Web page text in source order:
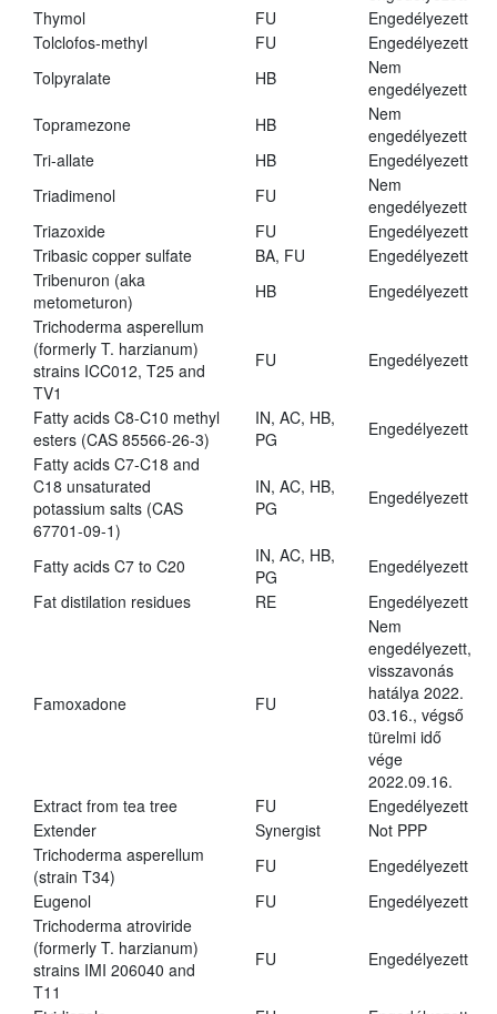
Thymol
FU
Engedélyezett
Tolclofos-methyl
FU
Engedélyezett
Tolpyralate
HB
Nem
engedélyezett
Topramezone
HB
Nem
engedélyezett
Tri-allate
HB
Engedélyezett
Triadimenol
FU
Nem
engedélyezett
Triazoxide
FU
Engedélyezett
Tribasic copper sulfate
BA, FU
Engedélyezett
Tribenuron (aka
metometuron)
HB
Engedélyezett
Trichoderma asperellum
(formerly T. harzianum)
strains ICC012, T25 and
TV1
FU Engedélyezett
Fatty acids C8-C10 methyl
esters (CAS 85566-26-3)
IN, AC, HB,
PG
Engedélyezett
Fatty acids C7-C18 and
C18 unsaturated
potassium salts (CAS
67701-09-1)
IN, AC, HB,
PG
Engedélyezett
Fatty acids C7 to C20
IN, AC, HB,
PG
Engedélyezett
Fat distilation residues
RE Engedélyezett
Famoxadone FU
Nem
engedélyezett,
visszavonás
hatálya 2022.
03.16., végső
türelmi idő
vége
2022.09.16.
Extract from tea tree
FU
Engedélyezett
Extender
Synergist
Not PPP
Trichoderma asperellum
(strain T34)
FU
Engedélyezett
Eugenol
FU
Engedélyezett
Trichoderma atroviride
(formerly T. harzianum)
strains IMI 206040 and
T11
FU Engedélyezett